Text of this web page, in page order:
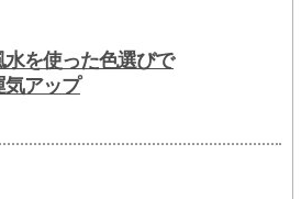
水を使った色選びで
気アップ